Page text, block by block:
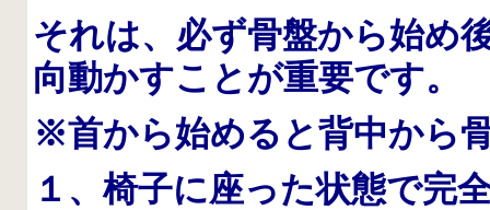
それは、必ず骨盤から始め
向動かすことが重要です。
※首から始めると背中から
１、椅子に座った状態で完